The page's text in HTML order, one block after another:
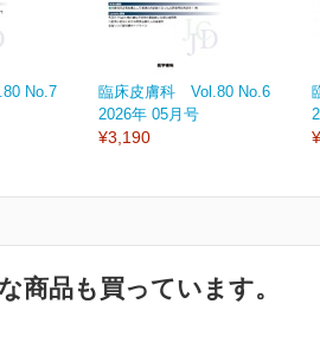
No.7
臨床皮膚科 Vol.80 No.6
2026年 05月号
¥3,190
商品も買っています。